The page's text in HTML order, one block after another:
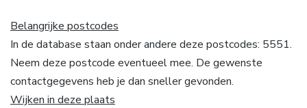
Belangrijke postcodes
In de database staan onder andere deze postcodes: 5551.
Neem deze postcode eventueel mee. De gewenste
contactgegevens heb je dan sneller gevonden.
Wijken in deze plaats